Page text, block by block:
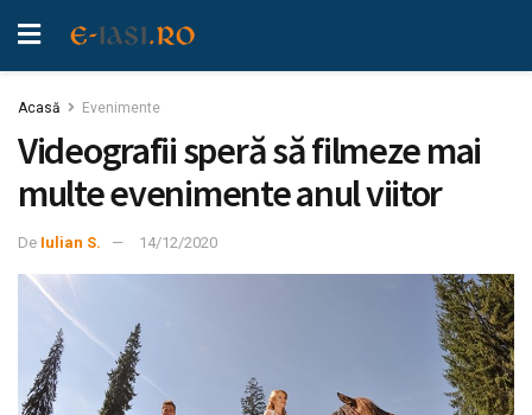
Acasă Evenimente
Videografii speră să filmeze mai
multe evenimente anul viitor
De Iulian S. 14/12/2020